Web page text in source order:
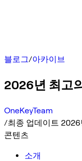
블로그/아카이브
2026년 최고
OneKeyTeam
/최종 업데이트
콘텐츠
소개